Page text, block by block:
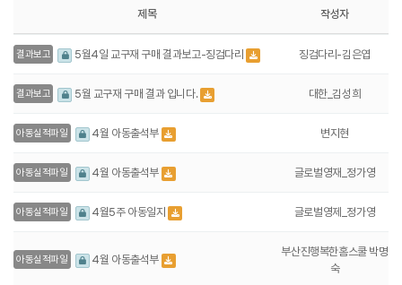
제목 작성자
결과보고 5월4일 교구재 구매 결과보고-징검다리 징검다리-김은엽
결과보고 5월 교구재 구매 결과 입니다. 대한_김성희
아동실적파일 4월 아동출석부 변지현
아동실적파일 4월 아동출석부 글로벌영재_정가영
아동실적파일 4월5주 아동일지 글로벌영제_정가영
아동실적파일 4월 아동출석부
부산진행복한홈스쿨 박명
숙